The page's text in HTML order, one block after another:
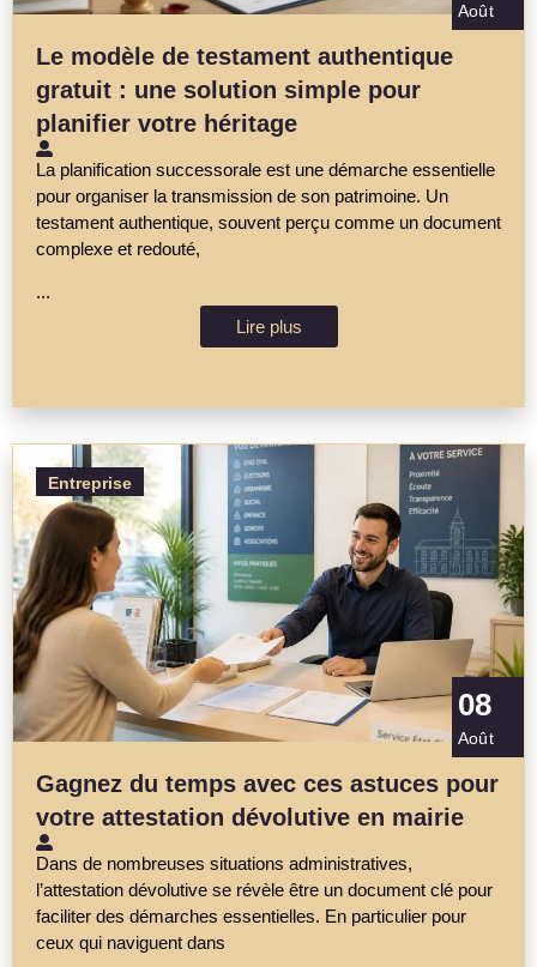
Août
Le modèle de testament authentique
gratuit : une solution simple pour
planifier votre héritage
La planification successorale est une démarche essentielle
pour organiser la transmission de son patrimoine. Un
testament authentique, souvent perçu comme un document
complexe et redouté,
...
Lire plus
Entreprise
08
Août
Gagnez du temps avec ces astuces pour
votre attestation dévolutive en mairie
Dans de nombreuses situations administratives,
l’attestation dévolutive se révèle être un document clé pour
faciliter des démarches essentielles. En particulier pour
ceux qui naviguent dans